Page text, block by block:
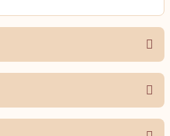
yorumu siz yapın!
açıklamalarında ve diğer konularda